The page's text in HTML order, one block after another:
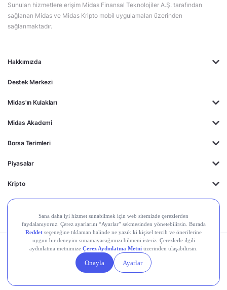
Hakkımızda
Destek Merkezi
Midas'ın Kulakları
Midas Akademi
Borsa Terimleri
Piyasalar
Kripto
Ayrıcalıklar
Sunulan hizmetlere erişim Midas Finansal Teknolojiler A.Ş. tarafından
sağlanan Midas ve Midas Kripto mobil uygulamaları üzerinden
sağlanmaktadır.
Kişisel Verilerin
Gizlilik
Politikası
Yasal
Duyurular
Çerez